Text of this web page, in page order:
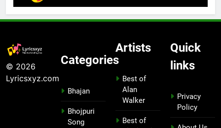
© 2026
Lyricsxyz.com
Categories
Bhajan
Bhojpuri
Song
Artists
Best of
Alan
Walker
Best of
Quick
links
Privacy
Policy